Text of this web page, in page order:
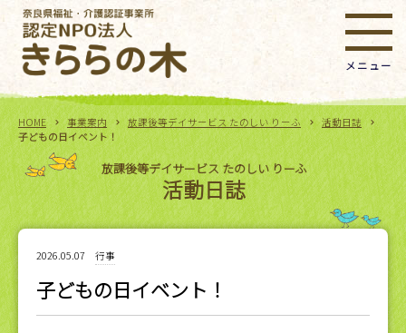
HOME 事業案内 放課後等デイサービス たのしい りーふ
活動日誌
子どもの日イベント！
放課後等デイサービス たのしい りーふ
活動日誌
2026.05.07 行事
子どもの日イベント！